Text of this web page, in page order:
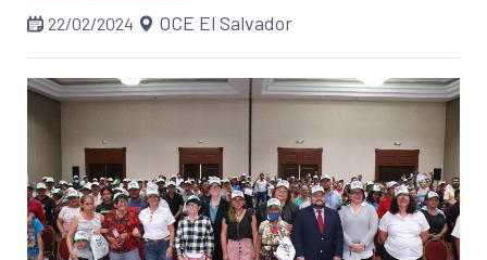
22/02/2024 OCE El Salvador